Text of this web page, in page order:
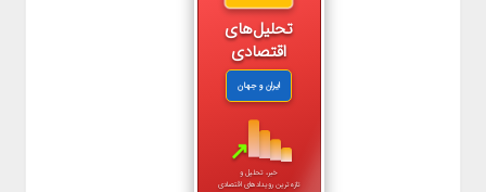
تحلیل‌های
اقتصادی
ایران و جهان
↗
خبر، تحلیل و
تازه‌ترین رویدادهای اقتصادی